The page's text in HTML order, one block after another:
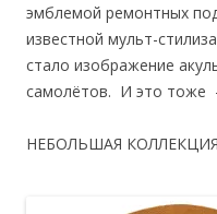
эмблемой ремонтных
известной мульт-
стало изображение
самолётов. И это
НЕБОЛЬШАЯ